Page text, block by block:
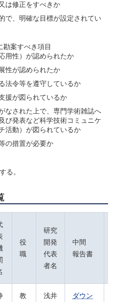
は修正をすべきか
で、明確な目標が設定されてい
勘案すべき項目
用性）が認められたか
性が認められたか
法令等を遵守しているか
援が図られているか
なされた上で、専門学術雑誌へ
び発表など科学技術コミュニケ
活動）が図られているか
の措置が必要か
る。
役
職
研究
開発
代表
者名
中間
報告書
教
浅井
ダウン